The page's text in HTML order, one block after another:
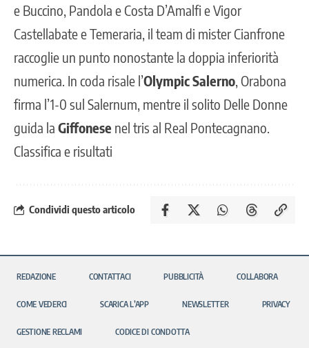
e Buccino, Pandola e Costa D’Amalfi e Vigor
Castellabate e Temeraria, il team di mister Cianfrone
raccoglie un punto nonostante la doppia inferiorità
numerica. In coda risale l’Olympic Salerno , Orabona
firma l’1-0 sul Salernum, mentre il solito Delle Donne
guida la Giffonese nel tris al Real Pontecagnano.
Classifica e risultati
Condividi questo articolo
REDAZIONE CONTATTACI PUBBLICITÀ COLLABORA
COME VEDERCI SCARICA L’APP NEWSLETTER PRIVACY
GESTIONE RECLAMI CODICE DI CONDOTTA